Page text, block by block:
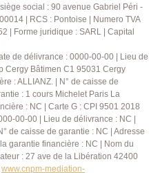
social : 90 avenue Gabriel Péri -
| RCS : Pontoise | Numero TVA
| Forme juridique : SARL | Capital
de délivrance : 0000-00-00 | Lieu de
Cergy Bâtimen C1 95031 Cergy
: ALLIANZ. | N° de caisse de
: 1 cours Michelet Paris La
: NC | Carte G : CPI 9501 2018
00-00 | Lieu de délivrance : NC |
de caisse de garantie : NC | Adresse
garantie financière : NC | Nom du
: 27 ave de la Libération 42400
www.cnpm-mediation-